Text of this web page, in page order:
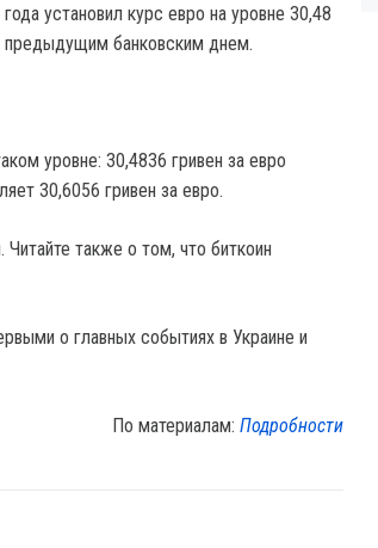
установил курс евро на уровне 30,48
предыдущим банковским днем.
уровне: 30,4836 гривен за евро
30,6056 гривен за евро.
также о том, что биткоин
о главных событиях в Украине и
По материалам:Подробности